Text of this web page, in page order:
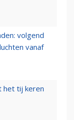
volgend
vanaf
het tij keren